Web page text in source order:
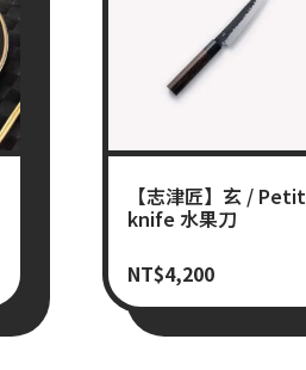
【志津匠】玄 / Petit
knife 水果刀
NT$4,200